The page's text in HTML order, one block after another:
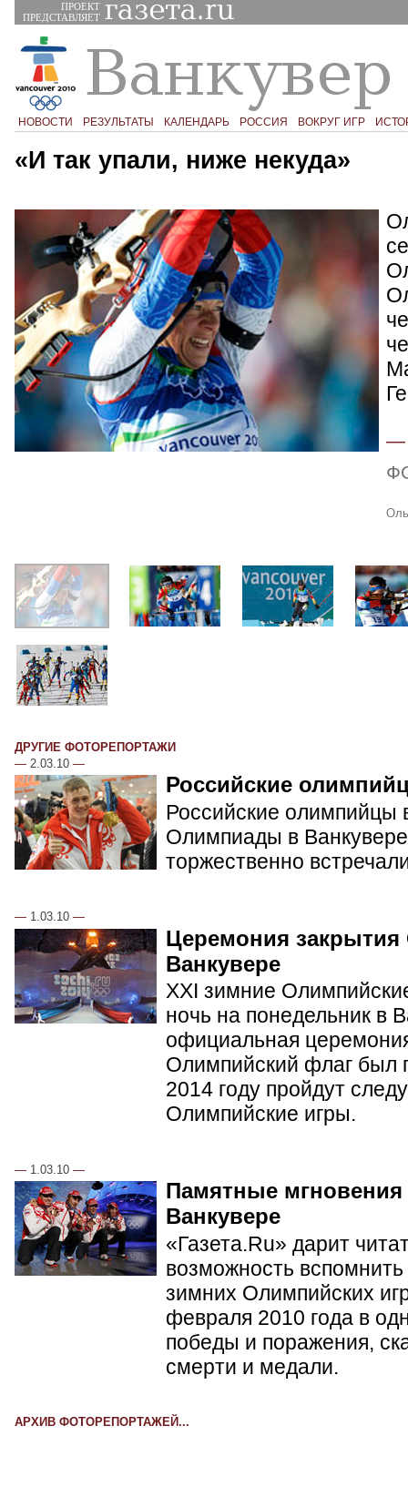
ПРОЕКТ
ПРЕДСТАВЛЯЕТ
НОВОСТИ РЕЗУЛЬТАТЫ КАЛЕНДАРЬ РОССИЯ ВОКРУГ ИГР
«И так упали, ниже некуда»
ДРУГИЕ ФОТОРЕПОРТАЖИ
— 2.03.10 —
Российские
Российские олимпийцы
Олимпиады в
торжественно
— 1.03.10 —
Церемония
Ванкувере
XXI зимние
ночь на понедельник в
официальная
Олимпийский флаг был
2014 году пройдут
Олимпийские игры.
— 1.03.10 —
Памятные
Ванкувере
«Газета.Ru» дарит
возможность
зимних Олимпийских
февраля 2010 года в
победы и поражения,
смерти и медали.
АРХИВ ФОТОРЕПОРТАЖЕЙ...